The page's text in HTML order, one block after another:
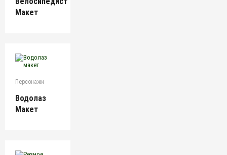
Макет
Персонажи
Водолаз
Макет